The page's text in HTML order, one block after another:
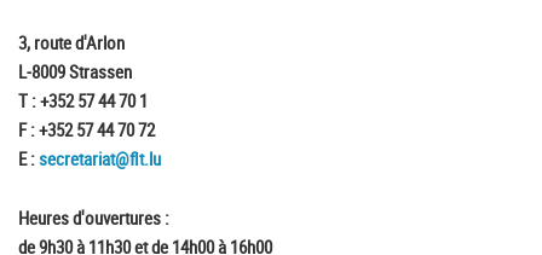
3, route d'Arlon
L-8009 Strassen
T : +352 57 44 70 1
F : +352 57 44 70 72
E :secretariat@flt.lu
Heures d'ouvertures :
de 9h30 à 11h30 et de 14h00 à 16h00